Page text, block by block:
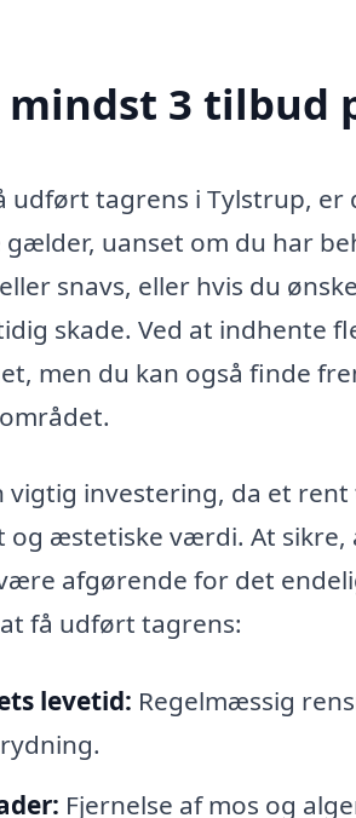
3 tilbud
udført tagrens i Tylstrup,
uanset om du har
snavs, eller hvis du
skade. Ved at indhente
men du kan også finde
vigtig investering, da et
og æstetiske værdi. At
afgørende for det
få udført tagrens:
levetid: Regelmæssig
Fjernelse af mos og